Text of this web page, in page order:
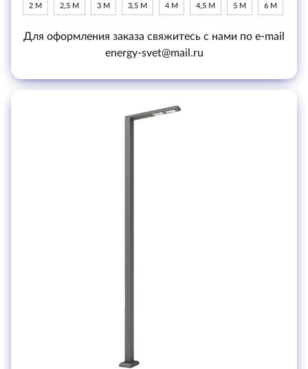
2 М 2,5 М 3 М 3,5 М 4 М 4,5 М 5 М 6 М
Для оформления заказа свяжитесь с нами по e-mail
energy-svet@mail.ru